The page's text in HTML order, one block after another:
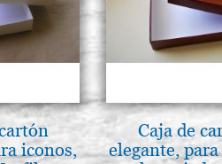
iconos,
Caja de
elegante,